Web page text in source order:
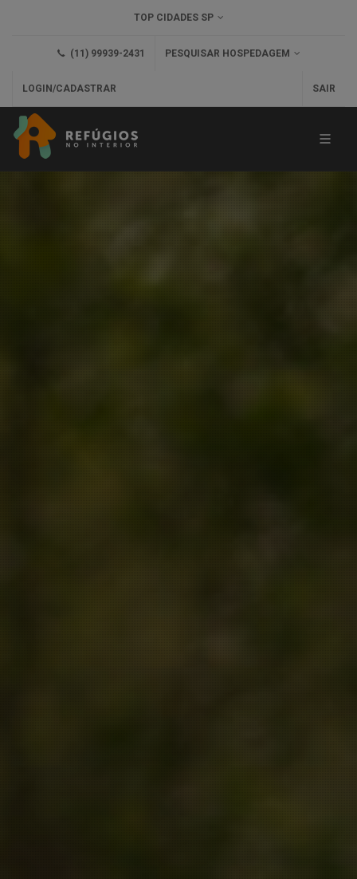
TOP CIDADES SP
(11) 99939-2431 PESQUISAR HOSPEDAGEM
LOGIN/CADASTRAR SAIR